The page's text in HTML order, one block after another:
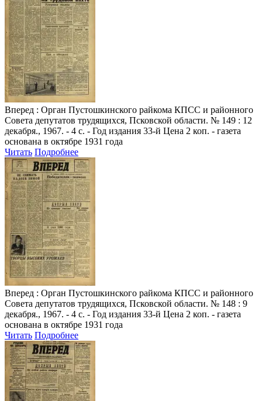
Вперед : Орган Пустошкинского райкома КПСС и районного
Совета депутатов трудящихся, Псковской области. № 149 : 12
декабря., 1967. - 4 с. - Год издания 33-й Цена 2 коп. - газета
основана в октябре 1931 года
Читать Подробнее
Вперед : Орган Пустошкинского райкома КПСС и районного
Совета депутатов трудящихся, Псковской области. № 148 : 9
декабря., 1967. - 4 с. - Год издания 33-й Цена 2 коп. - газета
основана в октябре 1931 года
Читать Подробнее